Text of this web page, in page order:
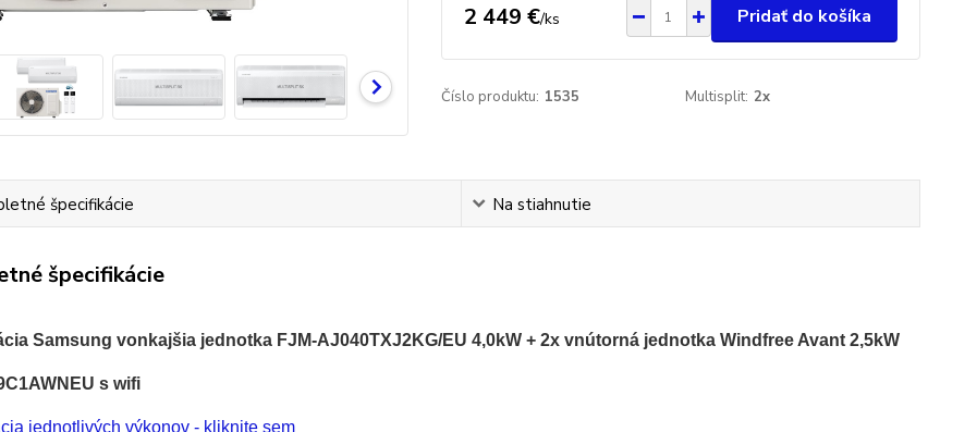
2 449 €/ks Pridať do košíka
Číslo produktu: 1535 Multisplit: 2x
špecifikácie Na stiahnutie
špecifikácie
Samsung vonkajšia jednotka FJM-AJ040TXJ2KG/EU 4,0kW + 2x vnútorná jednotka Windfree Avant 2,5kW
s wifi
jednotlivých výkonov - kliknite sem